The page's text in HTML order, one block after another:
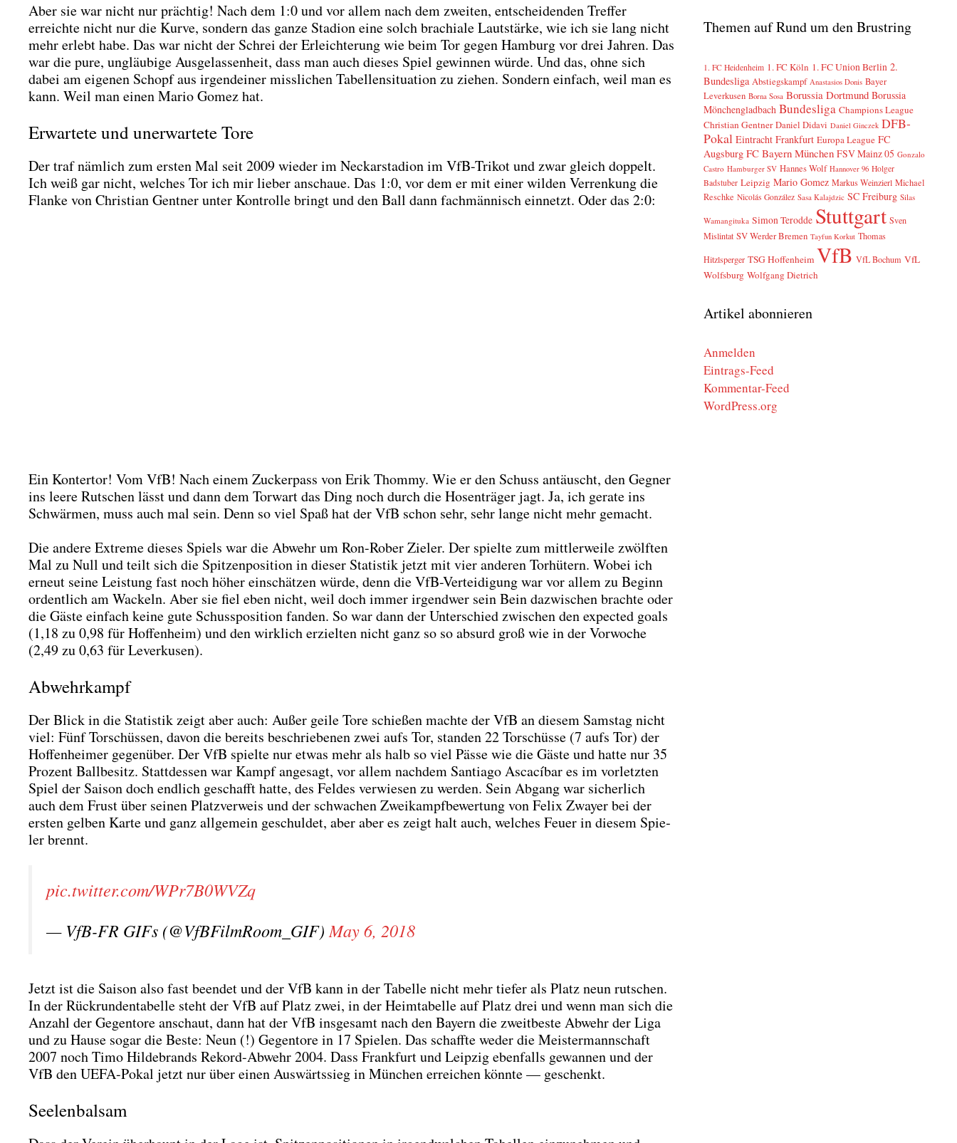
Aber sie war nicht nur präch­tig! Nach dem 1:0 und vor allem nach dem zwei­ten, ent­schei­den­den Tref­fer
erreich­te nicht nur die Kur­ve, son­dern das gan­ze Sta­di­on eine solch bra­chia­le Laut­stär­ke, wie ich sie lang nicht
mehr erlebt habe. Das war nicht der Schrei der Erleich­te­rung wie beim Tor gegen Ham­burg vor drei Jah­ren. Das
war die pure, ungläu­bi­ge Aus­ge­las­sen­heit, dass man auch die­ses Spiel gewin­nen wür­de. Und das, ohne sich
dabei am eige­nen Schopf aus irgend­ei­ner miss­li­chen Tabel­len­si­tua­ti­on zu zie­hen. Son­dern ein­fach, weil man es
kann. Weil man einen Mario Gomez hat.
Erwartete und unerwartete Tore
Der traf näm­lich zum ers­ten Mal seit 2009 wie­der im Neckar­sta­di­on im VfB-Tri­kot und zwar gleich dop­pelt.
Ich weiß gar nicht, wel­ches Tor ich mir lie­ber anschaue. Das 1:0, vor dem er mit einer wil­den Ver­ren­kung die
Flan­ke von Chris­ti­an Gent­ner unter Kon­trol­le bringt und den Ball dann fach­män­nisch ein­netzt. Oder das 2:0:
Ein Kon­ter­tor! Vom VfB! Nach einem Zucker­pass von Erik Thom­my. Wie er den Schuss antäuscht, den Geg­ner
ins lee­re Rut­schen lässt und dann dem Tor­wart das Ding noch durch die Hosen­trä­ger jagt. Ja, ich gera­te ins
Schwär­men, muss auch mal sein. Denn so viel Spaß hat der VfB schon sehr, sehr lan­ge nicht mehr gemacht.
Die ande­re Extre­me die­ses Spiels war die Abwehr um Ron-Rober Zie­l­er. Der spiel­te zum mitt­ler­wei­le zwölf­ten
Mal zu Null und teilt sich die Spit­zen­po­si­ti­on in die­ser Sta­tis­tik jetzt mit vier ande­ren Tor­hü­tern. Wobei ich
erneut sei­ne Leis­tung fast noch höher ein­schät­zen wür­de, denn die VfB-Ver­tei­di­gung war vor allem zu Beginn
ordent­lich am Wackeln. Aber sie fiel eben nicht, weil doch immer irgend­wer sein Bein dazwi­schen brach­te oder
die Gäs­te ein­fach kei­ne gute Schuss­po­si­ti­on fan­den. So war dann der Unter­schied zwi­schen den expec­ted goals
(1,18 zu 0,98 für Hof­fen­heim) und den wirk­lich erziel­ten nicht ganz so so absurd groß wie in der Vor­wo­che
(2,49 zu 0,63 für Lever­ku­sen).
Abwehrkampf
Der Blick in die Sta­tis­tik zeigt aber auch: Außer gei­le Tore schie­ßen mach­te der VfB an die­sem Sams­tag nicht
viel: Fünf Tor­schüs­sen, davon die bereits beschrie­be­nen zwei aufs Tor, stan­den 22 Tor­schüs­se (7 aufs Tor) der
Hof­fen­hei­mer gegen­über. Der VfB spiel­te nur etwas mehr als halb so viel Päs­se wie die Gäs­te und hat­te nur 35
Pro­zent Ball­be­sitz. Statt­des­sen war Kampf ange­sagt, vor allem nach­dem Sant­ia­go Ascací­bar es im vor­letz­ten
Spiel der Sai­son doch end­lich geschafft hat­te, des Fel­des ver­wie­sen zu wer­den. Sein Abgang war sicher­lich
auch dem Frust über sei­nen Platz­ver­weis und der schwa­chen Zwei­kampf­be­wer­tung von Felix Zway­er bei der
ers­ten gel­ben Kar­te und ganz all­ge­mein geschul­det, aber aber es zeigt halt auch, wel­ches Feu­er in die­sem Spie­
ler brennt.
pic.twitter.com/WPr7B0WVZq
— VfB-FR GIFs (@VfBFilmRoom_GIF) May 6, 2018
Jetzt ist die Sai­son also fast been­det und der VfB kann in der Tabel­le nicht mehr tie­fer als Platz neun rut­schen.
In der Rück­run­den­ta­bel­le steht der VfB auf Platz zwei, in der Heim­ta­bel­le auf Platz drei und wenn man sich die
Anzahl der Gegen­to­re anschaut, dann hat der VfB ins­ge­samt nach den Bay­ern die zweit­bes­te Abwehr der Liga
und zu Hau­se sogar die Bes­te: Neun (!) Gegen­to­re in 17 Spie­len. Das schaff­te weder die Meis­ter­mann­schaft
2007 noch Timo Hil­de­brands Rekord-Abwehr 2004. Dass Frank­furt und Leip­zig eben­falls gewan­nen und der
VfB den UEFA-Pokal jetzt nur über einen Aus­wärts­sieg in Mün­chen errei­chen könn­te — geschenkt.
Seelenbalsam
Themen auf Rund um den Brustring
1. FC Heidenheim 1. FC Köln 1. FC Union Berlin 2.
Bundesliga Abstiegskampf Anastasios Donis Bayer
Leverkusen Borna Sosa Borussia Dortmund Borussia
Mönchengladbach Bundesliga Champions League
Christian Gentner Daniel Didavi Daniel Ginczek DFB-
Pokal Eintracht Frankfurt Europa League FC
Augsburg FC Bayern München FSV Mainz 05 Gonzalo
Castro Hamburger SV Hannes Wolf Hannover 96 Holger
Badstuber Leipzig Mario Gomez Markus Weinzierl Michael
Reschke Nicolás González Sasa Kalajdzic SC Freiburg Silas
Wamangituka Simon Terodde Stuttgart Sven
Mislintat SV Werder Bremen Tayfun Korkut Thomas
Hitzlsperger TSG Hoffenheim VfB VfL Bochum VfL
Wolfsburg Wolfgang Dietrich
Artikel abonnieren
Anmelden
Eintrags-Feed
Kommentar-Feed
WordPress.org